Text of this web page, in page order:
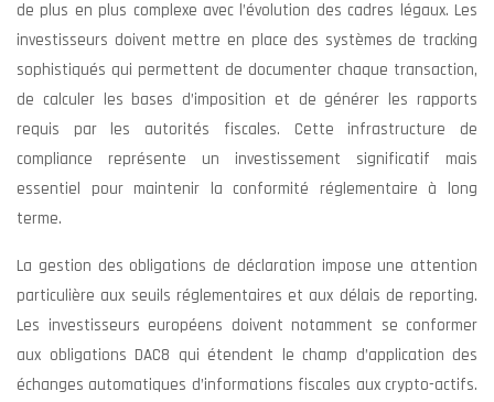
de plus en plus complexe avec l’évolution des cadres légaux. Les
investisseurs doivent mettre en place des systèmes de tracking
sophistiqués qui permettent de documenter chaque transaction,
de calculer les bases d’imposition et de générer les rapports
requis par les autorités fiscales. Cette infrastructure de
compliance représente un investissement significatif mais
essentiel pour maintenir la conformité réglementaire à long
terme.
La gestion des obligations de déclaration impose une attention
particulière aux seuils réglementaires et aux délais de reporting.
Les investisseurs européens doivent notamment se conformer
aux obligations DAC8 qui étendent le champ d’application des
échanges automatiques d’informations fiscales aux crypto-actifs.